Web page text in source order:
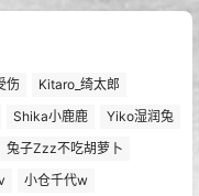
伤
Kitaro_绮太郎
Shika小鹿鹿
Yiko湿润兔
兔子Zzz不吃胡萝卜
小仓千代w